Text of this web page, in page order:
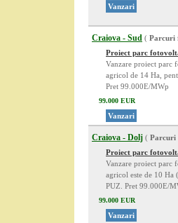
Vanzari
Craiova - Sud ( Parcuri
Proiect parc
Vanzare proiect parc
agricol de 14 Ha,
Pret 99.000E/MWp
99.000 EUR
Vanzari
Craiova - Dolj ( Parcuri
Proiect parc
Vanzare proiect parc
agricol este de 10 Ha
PUZ. Pret 99.000E/
99.000 EUR
Vanzari